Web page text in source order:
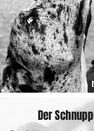
Der